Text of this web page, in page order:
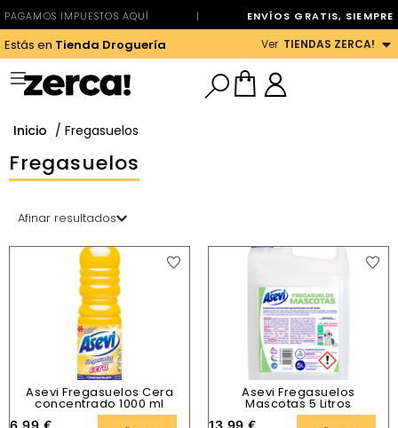
PAGAMOS IMPUESTOS AQUÍ | ENVÍOS GRATIS, SIEMPRE
Estás en Tienda Droguería Ver TIENDAS ZERCA!
Inicio / Fregasuelos
Fregasuelos
Afinar resultados
Asevi Fregasuelos Cera
concentrado 1000 ml
6,99 €
Asevi Fregasuelos
Mascotas 5 Litros
13,99 €